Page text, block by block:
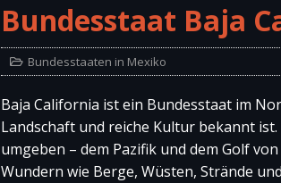
Bundesstaat Baja
Bundesstaaten in Mexiko
Baja California ist ein Bundesstaat im
Landschaft und reiche Kultur bekannt
umgeben – dem Pazifik und dem Golf
Wundern wie Berge, Wüsten, Strände